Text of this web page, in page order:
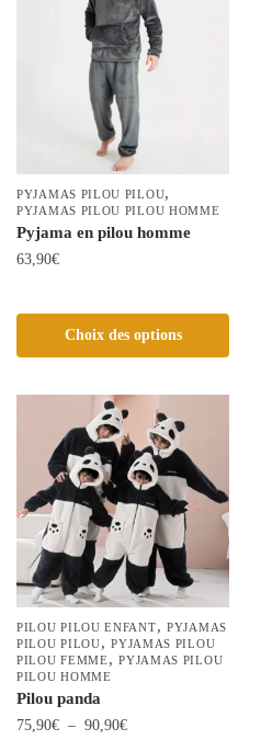
la
page
du
produit
PYJAMAS PILOU PILOU,
PYJAMAS PILOU PILOU HOMME
Pyjama en pilou homme
63,90€
Choix des options
produit
options
peuvent
être
choisies
sur
la
page
du
produit
PILOU PILOU ENFANT,PYJAMAS
PILOU PILOU,PYJAMAS PILOU
PILOU FEMME,PYJAMAS PILOU
PILOU HOMME
Pilou panda
75,90€ – 90,90€Plage